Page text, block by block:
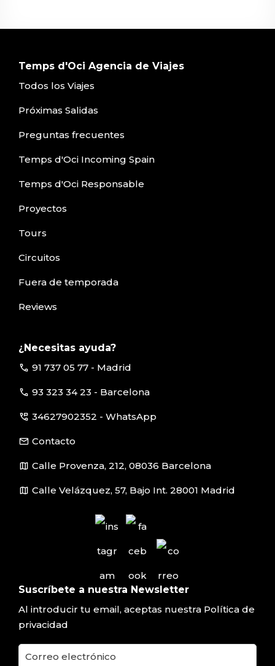
Temps d'Oci Agencia de Viajes
Todos los Viajes
Próximas Salidas
Preguntas frecuentes
Temps d'Oci Incoming Spain
Temps d'Oci Responsable
Proyectos
Tours
Circuitos
Fuera de temporada
Reviews
¿Necesitas ayuda?
call 91 737 05 77 - Madrid
call 93 323 34 23 - Barcelona
perm_phone_msg 34627902352 - WhatsApp
email Contacto
map Calle Provenza, 212, 08036 Barcelona
map Calle Velázquez, 57, Bajo Int. 28001 Madrid
Suscríbete a nuestra Newsletter
Al introducir tu email, aceptas nuestra Política de
privacidad